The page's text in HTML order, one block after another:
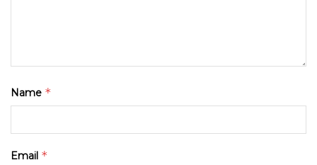
Name *
Email *